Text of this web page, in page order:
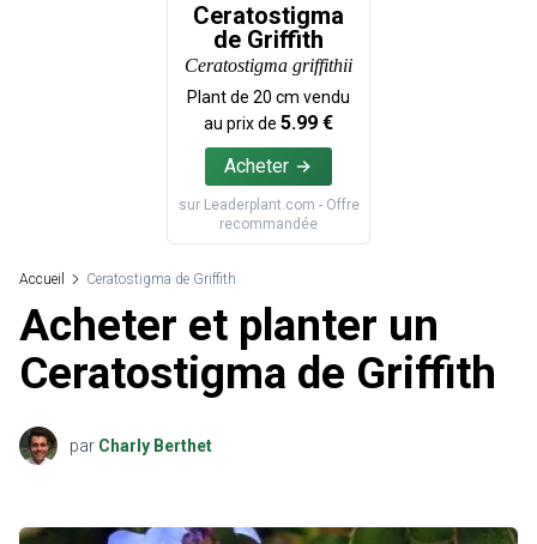
Ceratostigma
de Griffith
Ceratostigma griffithii
Plant de 20 cm vendu
au prix de 5.99 €
Acheter
sur Leaderplant.com - Offre
recommandée
Accueil Ceratostigma de Griffith
Acheter et planter un
Ceratostigma de Griffith
par Charly Berthet